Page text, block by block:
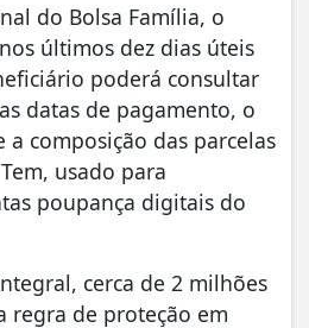
do Bolsa Família, o
últimos dez dias úteis
poderá consultar
datas de pagamento, o
composição das parcelas
usado para
poupança digitais do
cerca de 2 milhões
regra de proteção em